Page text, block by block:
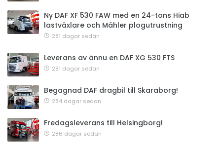
Ny DAF XF 530 FAW med en 24-tons Hiab
lastväxlare och Mähler plogutrustning
281 dagar sedan
Leverans av ännu en DAF XG 530 FTS
281 dagar sedan
Begagnad DAF dragbil till Skaraborg!
284 dagar sedan
Fredagsleverans till Helsingborg!
286 dagar sedan